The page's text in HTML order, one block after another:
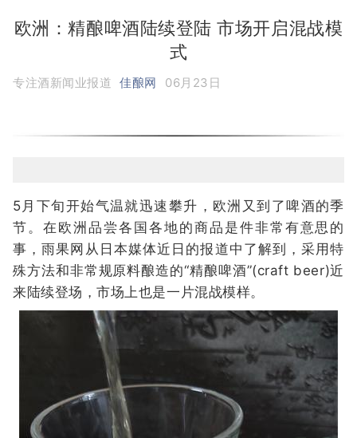
欧洲：精酿啤酒陆续登陆 市场开启混战模
式
专注酒新闻业报道 佳酿网 06月23日
5月下旬开始气温就迅速攀升，欧洲又到了啤酒的季
节。在欧洲品尝各国各地的商品是件非常有意思的
事，雨果网从日本媒体近日的报道中了解到，采用特
殊方法和非常规原料酿造的“精酿啤酒”(craft beer)近
来陆续登场，市场上也是一片混战模样。